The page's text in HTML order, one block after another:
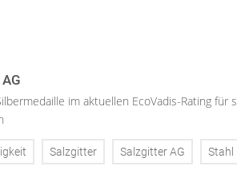
im aktuellen EcoVadis-Rating für
Salzgitter Salzgitter AG Stahl